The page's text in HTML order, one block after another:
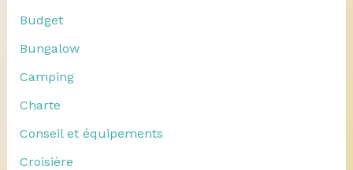
Budget
Bungalow
Camping
Charte
Conseil et équipements
Croisière